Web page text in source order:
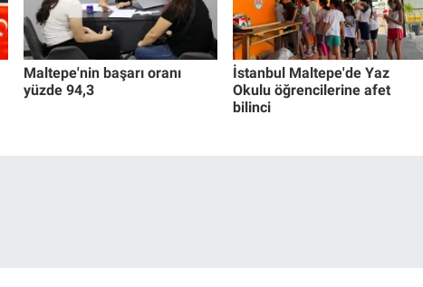
Maltepe'nin başarı oranı
yüzde 94,3
İstanbul Maltepe'de Yaz
Okulu öğrencilerine afet
bilinci